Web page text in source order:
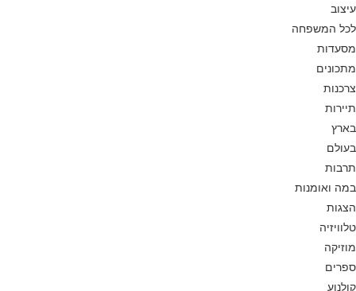
עיצוב
לכל המשפחה
מסעדות
מתכונים
צרכנות
תיירות
בארץ
בעולם
תרבות
במה ואומנות
הצגות
טלוויזיה
מוזיקה
ספרים
קולנוע